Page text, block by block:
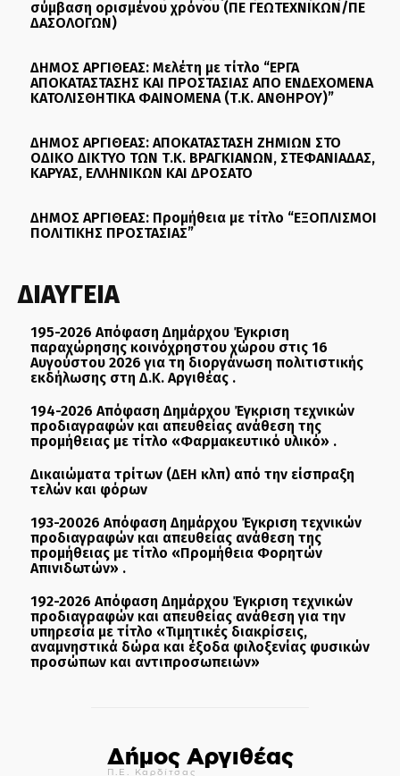
σύμβαση ορισμένου χρόνου (ΠΕ ΓΕΩΤΕΧΝΙΚΩΝ/ΠΕ
ΔΑΣΟΛΟΓΩΝ)
ΔΗΜΟΣ ΑΡΓΙΘΕΑΣ: Μελέτη με τίτλο “ΕΡΓΑ
ΑΠΟΚΑΤΑΣΤΑΣΗΣ ΚΑΙ ΠΡΟΣΤΑΣΙΑΣ ΑΠΟ ΕΝΔΕΧΟΜΕΝΑ
ΚΑΤΟΛΙΣΘΗΤΙΚΑ ΦΑΙΝΟΜΕΝΑ (Τ.Κ. ΑΝΘΗΡΟΥ)”
ΔΗΜΟΣ ΑΡΓΙΘΕΑΣ: ΑΠΟΚΑΤΑΣΤΑΣΗ ΖΗΜΙΩΝ ΣΤΟ
ΟΔΙΚΟ ΔΙΚΤΥΟ ΤΩΝ Τ.Κ. ΒΡΑΓΚΙΑΝΩΝ, ΣΤΕΦΑΝΙΑΔΑΣ,
ΚΑΡΥΑΣ, ΕΛΛΗΝΙΚΩΝ ΚΑΙ ΔΡΟΣΑΤΟ
ΔΗΜΟΣ ΑΡΓΙΘΕΑΣ: Προμήθεια με τίτλο “ΕΞΟΠΛΙΣΜΟΙ
ΠΟΛΙΤΙΚΗΣ ΠΡΟΣΤΑΣΙΑΣ”
ΔΙΑΥΓΕΙΑ
195-2026 Απόφαση Δημάρχου Έγκριση
παραχώρησης κοινόχρηστου χώρου στις 16
Αυγούστου 2026 για τη διοργάνωση πολιτιστικής
εκδήλωσης στη Δ.Κ. Αργιθέας .
194-2026 Απόφαση Δημάρχου Έγκριση τεχνικών
προδιαγραφών και απευθείας ανάθεση της
προμήθειας με τίτλο «Φαρμακευτικό υλικό» .
Δικαιώματα τρίτων (ΔΕΗ κλπ) από την είσπραξη
τελών και φόρων
193-20026 Απόφαση Δημάρχου Έγκριση τεχνικών
προδιαγραφών και απευθείας ανάθεση της
προμήθειας με τίτλο «Προμήθεια Φορητών
Απινιδωτών» .
192-2026 Απόφαση Δημάρχου Έγκριση τεχνικών
προδιαγραφών και απευθείας ανάθεση για την
υπηρεσία με τίτλο «Τιμητικές διακρίσεις,
αναμνηστικά δώρα και έξοδα φιλοξενίας φυσικών
προσώπων και αντιπροσωπειών»
Δήμος Αργιθέας
Π.Ε. Καρδίτσας